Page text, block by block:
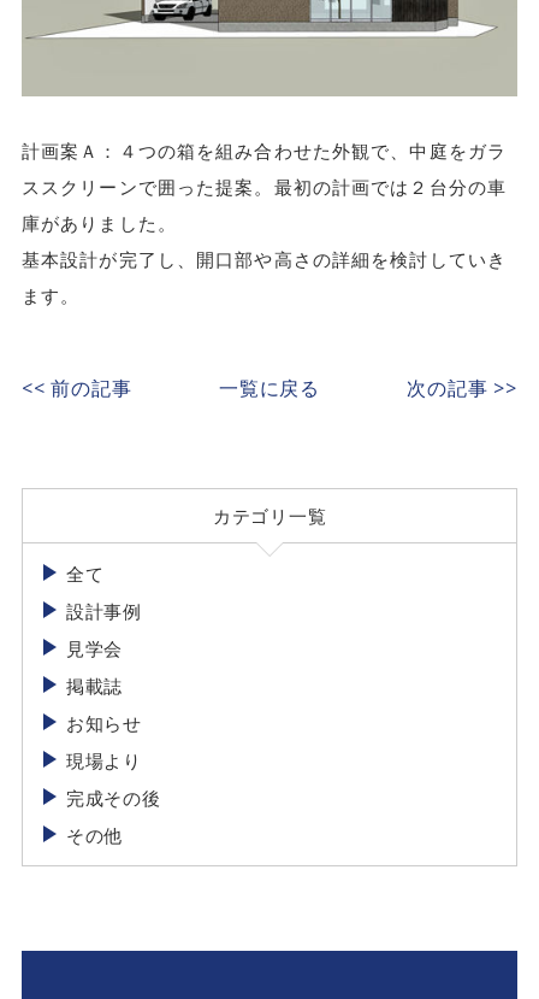
計画案Ａ：４つの箱を組み合わせた外観で、中庭をガラ
ススクリーンで囲った提案。最初の計画では２台分の車
庫がありました。
基本設計が完了し、開口部や高さの詳細を検討していき
ます。
<< 前の記事 一覧に戻る 次の記事 >>
カテゴリ一覧
全て
設計事例
見学会
掲載誌
お知らせ
現場より
完成その後
その他